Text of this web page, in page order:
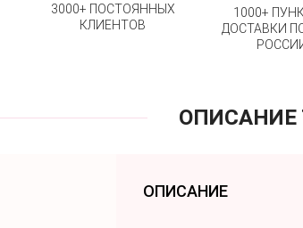
3000+ ПОСТОЯННЫХ
КЛИЕНТОВ
1000+
ДОСТАВКИ
ОПИСАНИЕ
ОПИСАНИЕ